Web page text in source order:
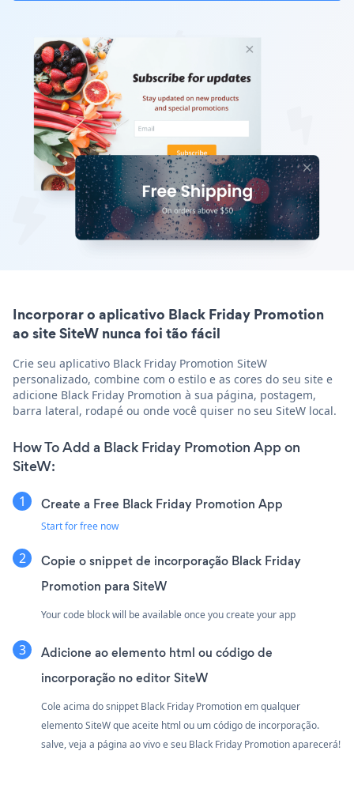
Incorporar o aplicativo Black Friday Promotion
ao site SiteW nunca foi tão fácil
Crie seu aplicativo Black Friday Promotion SiteW
personalizado, combine com o estilo e as cores do seu site e
adicione Black Friday Promotion à sua página, postagem,
barra lateral, rodapé ou onde você quiser no seu SiteW local.
How To Add a Black Friday Promotion App on
SiteW:
Create a Free Black Friday Promotion App
Start for free now
Copie o snippet de incorporação Black Friday
Promotion para SiteW
Your code block will be available once you create your app
Adicione ao elemento html ou código de
incorporação no editor SiteW
Cole acima do snippet Black Friday Promotion em qualquer
elemento SiteW que aceite html ou um código de incorporação.
salve, veja a página ao vivo e seu Black Friday Promotion aparecerá!